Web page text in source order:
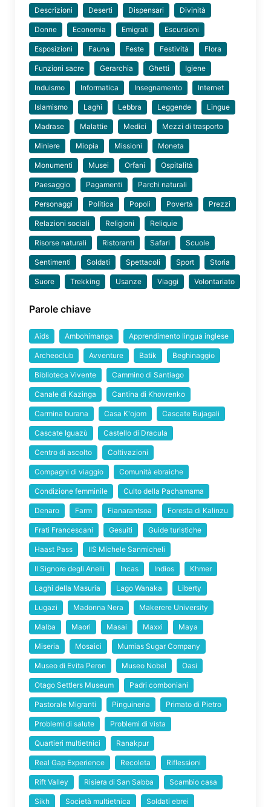
Descrizioni Deserti Dispensari Divinità
Donne Economia Emigrati Escursioni
Esposizioni Fauna Feste Festività Flora
Funzioni sacre Gerarchia Ghetti Igiene
Induismo Informatica Insegnamento Internet
Islamismo Laghi Lebbra Leggende Lingue
Madrase Malattie Medici Mezzi di trasporto
Miniere Miopia Missioni Moneta
Monumenti Musei Orfani Ospitalità
Paesaggio Pagamenti Parchi naturali
Personaggi Politica Popoli Povertà Prezzi
Relazioni sociali Religioni Reliquie
Risorse naturali Ristoranti Safari Scuole
Sentimenti Soldati Spettacoli Sport Storia
Suore Trekking Usanze Viaggi Volontariato
Parole chiave
Aids Ambohimanga Apprendimento lingua inglese
Archeoclub Avventure Batik Beghinaggio
Biblioteca Vivente Cammino di Santiago
Canale di Kazinga Cantina di Khovrenko
Carmina burana Casa K'ojom Cascate Bujagali
Cascate Iguazù Castello di Dracula
Centro di ascolto Coltivazioni
Compagni di viaggio Comunità ebraiche
Condizione femminile Culto della Pachamama
Denaro Farm Fianarantsoa Foresta di Kalinzu
Frati Francescani Gesuiti Guide turistiche
Haast Pass IIS Michele Sanmicheli
Il Signore degli Anelli Incas Indios Khmer
Laghi della Masuria Lago Wanaka Liberty
Lugazi Madonna Nera Makerere University
Malba Maori Masai Maxxi Maya
Miseria Mosaici Mumias Sugar Company
Museo di Evita Peron Museo Nobel Oasi
Otago Settlers Museum Padri comboniani
Pastorale Migranti Pinguineria Primato di Pietro
Problemi di salute Problemi di vista
Quartieri multietnici Ranakpur
Real Gap Experience Recoleta Riflessioni
Rift Valley Risiera di San Sabba Scambio casa
Sikh Società multietnica Soldati ebrei